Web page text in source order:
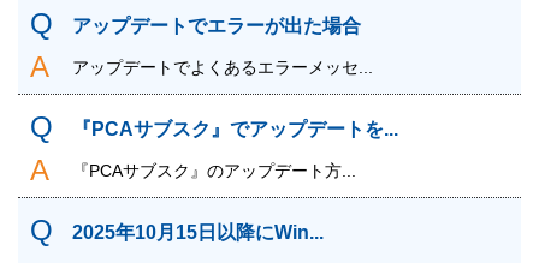
アップデートでエラーが出た場合
アップデートでよくあるエラーメッセ...
『PCAサブスク』でアップデートを...
『PCAサブスク』のアップデート方...
2025年10月15日以降にWin...